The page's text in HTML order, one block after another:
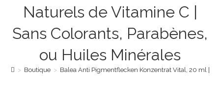
Naturels de Vitamine C |
Sans Colorants, Parabènes,
ou Huiles Minérales
> Boutique > Balea Anti Pigmentflecken Konzentrat Vital, 20 ml |